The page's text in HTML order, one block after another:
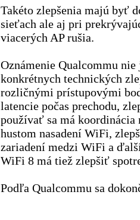
Takéto zlepšenia majú byť
sieťach ale aj pri
viacerých AP rušia.
Oznámenie Qualcommu
konkrétnych technických
rozličnými prístupovými
latencie počas prechodu,
používať sa má
hustom nasadení WiFi,
zariadení medzi WiFi a
WiFi 8 má tiež zlepšiť
Podľa Qualcommu sa